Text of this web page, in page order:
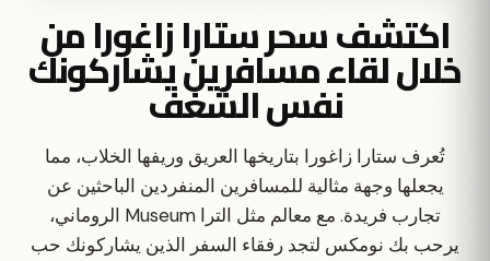
اكتشف سحر ستارا زاغورا من
خلال لقاء مسافرين يشاركونك
نفس الشغف
تُعرف ستارا زاغورا بتاريخها العريق وريفها الخلاب، مما
يجعلها وجهة مثالية للمسافرين المنفردين الباحثين عن
تجارب فريدة. مع معالم مثل الترا Museum الروماني،
يرحب بك نومكس لتجد رفقاء السفر الذين يشاركونك حب